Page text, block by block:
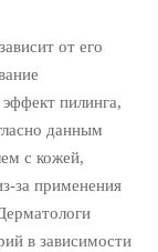
от его
пилинга,
данным
с кожей,
за применения
в зависимости